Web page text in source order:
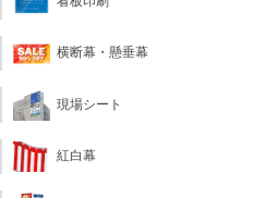
横断幕・懸垂幕
現場シート
紅白幕